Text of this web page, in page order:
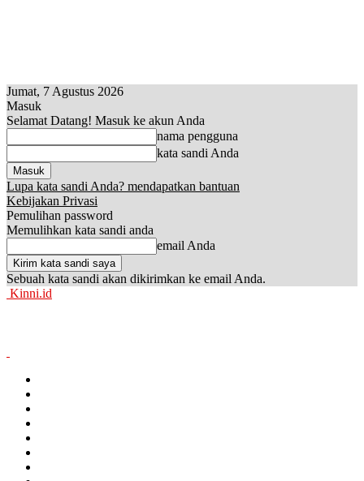
Jumat, 7 Agustus 2026
Masuk
Selamat Datang! Masuk ke akun Anda
nama pengguna
kata sandi Anda
Lupa kata sandi Anda? mendapatkan bantuan
Kebijakan Privasi
Pemulihan password
Memulihkan kata sandi anda
email Anda
Sebuah kata sandi akan dikirimkan ke email Anda.
Kinni.id